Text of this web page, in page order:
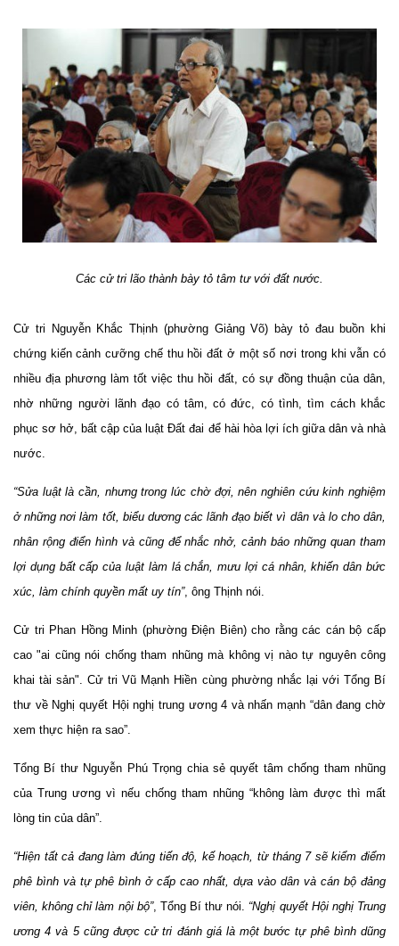
Các cử tri lão thành bày tỏ tâm tư với đất nước.
Cử tri Nguyễn Khắc Thịnh (phường Giảng Võ) bày tỏ đau buồn khi
chứng kiến cảnh cưỡng chế thu hồi đất ở một số nơi trong khi vẫn có
nhiều địa phương làm tốt việc thu hồi đất, có sự đồng thuận của dân,
nhờ những người lãnh đạo có tâm, có đức, có tình, tìm cách khắc
phục sơ hở, bất cập của luật Đất đai để hài hòa lợi ích giữa dân và nhà
nước.
“Sửa luật là cần, nhưng trong lúc chờ đợi, nên nghiên cứu kinh nghiệm
ở những nơi làm tốt, biểu dương các lãnh đạo biết vì dân và lo cho dân,
nhân rộng điển hình và cũng để nhắc nhở, cảnh báo những quan tham
lợi dụng bất cấp của luật làm lá chắn, mưu lợi cá nhân, khiến dân bức
xúc, làm chính quyền mất uy tín”, ông Thịnh nói.
Cử tri Phan Hồng Minh (phường Điện Biên) cho rằng các cán bộ cấp
cao "ai cũng nói chống tham nhũng mà không vị nào tự nguyên công
khai tài sản". Cử tri Vũ Mạnh Hiền cùng phường nhắc lại với Tổng Bí
thư về Nghị quyết Hội nghị trung ương 4 và nhấn mạnh “dân đang chờ
xem thực hiện ra sao”.
Tổng Bí thư Nguyễn Phú Trọng chia sẻ quyết tâm chống tham nhũng
của Trung ương vì nếu chống tham nhũng “không làm được thì mất
lòng tin của dân”.
“Hiện tất cả đang làm đúng tiến độ, kế hoạch, từ tháng 7 sẽ kiểm điểm
phê bình và tự phê bình ở cấp cao nhất, dựa vào dân và cán bộ đảng
viên, không chỉ làm nội bộ”, Tổng Bí thư nói. “Nghị quyết Hội nghị Trung
ương 4 và 5 cũng được cử tri đánh giá là một bước tự phê bình dũng